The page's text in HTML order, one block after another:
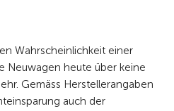
Wahrscheinlichkeit einer
Neuwagen heute über keine
Gemäss Herstellerangaben
auch der